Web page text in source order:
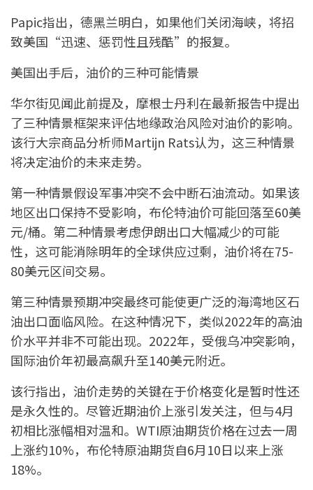
Papic指出，德黑兰明白，如果他们关闭海峡，将招
致美国“迅速、惩罚性且残酷”的报复。
美国出手后，油价的三种可能情景
华尔街见闻此前提及，摩根士丹利在最新报告中提出
了三种情景框架来评估地缘政治风险对油价的影响。
该行大宗商品分析师Martijn Rats认为，这三种情景
将决定油价的未来走势。
第一种情景假设军事冲突不会中断石油流动。如果该
地区出口保持不受影响，布伦特油价可能回落至60美
元/桶。第二种情景考虑伊朗出口大幅减少的可能
性，这可能消除明年的全球供应过剩，油价将在75-
80美元区间交易。
第三种情景预期冲突最终可能使更广泛的海湾地区石
油出口面临风险。在这种情况下，类似2022年的高油
价水平并非不可能出现。2022年，受俄乌冲突影响，
国际油价年初最高飙升至140美元附近。
该行指出，油价走势的关键在于价格变化是暂时性还
是永久性的。尽管近期油价上涨引发关注，但与4月
初相比涨幅相对温和。WTI原油期货价格在过去一周
上涨约10%，布伦特原油期货自6月10日以来上涨
18%。